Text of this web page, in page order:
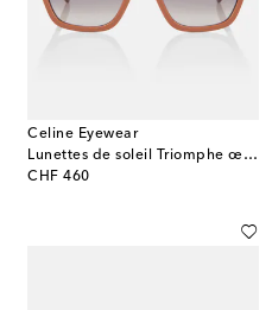
Celine Eyewear
Lunettes de soleil Triomphe œil-de-chat
CHF 460
original price